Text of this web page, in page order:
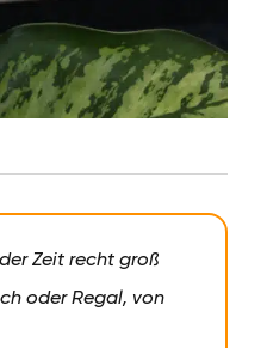
Zeit recht groß
oder Regal, von